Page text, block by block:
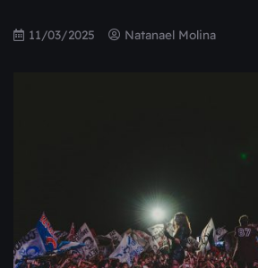
11/03/2025 Natanael Molina